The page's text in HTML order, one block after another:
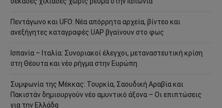
Πεντάγωνο και UFO: Νέα απόρρητα αρχεία, βίντεο και
ανεξήγητες καταγραφές UAP βγαίνουν στο φως
Ισπανία – Ιταλία: Συνοριακοί έλεγχοι, μεταναστευτική κρίση
στη Θέουτα και νέο ρήγμα στην Ευρώπη
Συμφωνία της Μέκκας: Τουρκία, Σαουδική Αραβία και
Πακιστάν δημιουργούν νέο αμυντικό άξονα – Οι επιπτώσεις
για την Ελλάδα